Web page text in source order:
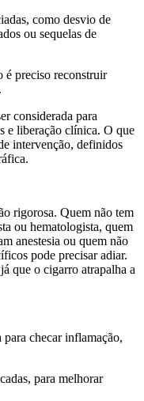
como desvio de
ou sequelas de
é preciso reconstruir
considerada para
e liberação clínica. O que
intervenção, definidos
rigorosa. Quem não tem
ou hematologista, quem
anestesia ou quem não
pode precisar adiar.
que o cigarro atrapalha a
checar inflamação,
para melhorar